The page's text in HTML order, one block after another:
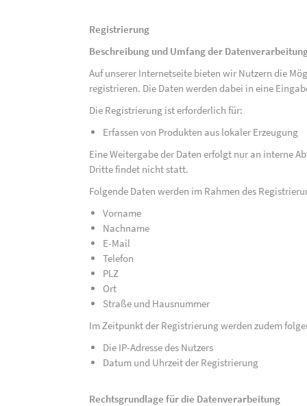
Registrierung
Beschreibung und Umfang der
Auf unserer Internetseite bieten wir Nutzern die
registrieren. Die Daten werden dabei in eine
Die Registrierung ist erforderlich für:
Erfassen von Produkten aus lokaler Erzeugung
Eine Weitergabe der Daten erfolgt nur an interne
Dritte findet nicht statt.
Folgende Daten werden im Rahmen des
Vorname
Nachname
E-Mail
Telefon
PLZ
Ort
Straße und Hausnummer
Im Zeitpunkt der Registrierung werden zudem
Die IP-Adresse des Nutzers
Datum und Uhrzeit der Registrierung
Rechtsgrundlage für die Datenverarbeitung